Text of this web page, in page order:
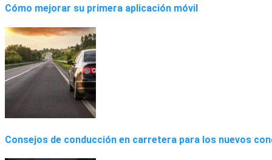
Cómo mejorar su primera aplicación móvil
Consejos de conducción en carretera para los nuevos